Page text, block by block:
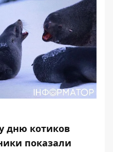
дню котиков
показали